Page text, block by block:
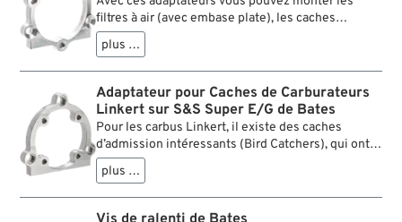
filtres à air (avec embase plate), les caches
d’admission et les cornets du type Bendix, Keihin
(pre-CV) ou Super B sur les carbus S&S Super E &
G.
plus …
Adaptateur pour Caches de Carburateurs
Linkert sur S&S Super E/G de Bates
Pour les carbus Linkert, il existe des caches
d’admission intéressants (Bird Catchers), qui ont
aussi un bon look sur autres carbus. Cet adaptateur
le permet en un clin d’œil. Proprement usiné CNC
pour un montage parfait. Comme l’alésage des
carbus Linkert est un peu plus petit, l’admission
plus …